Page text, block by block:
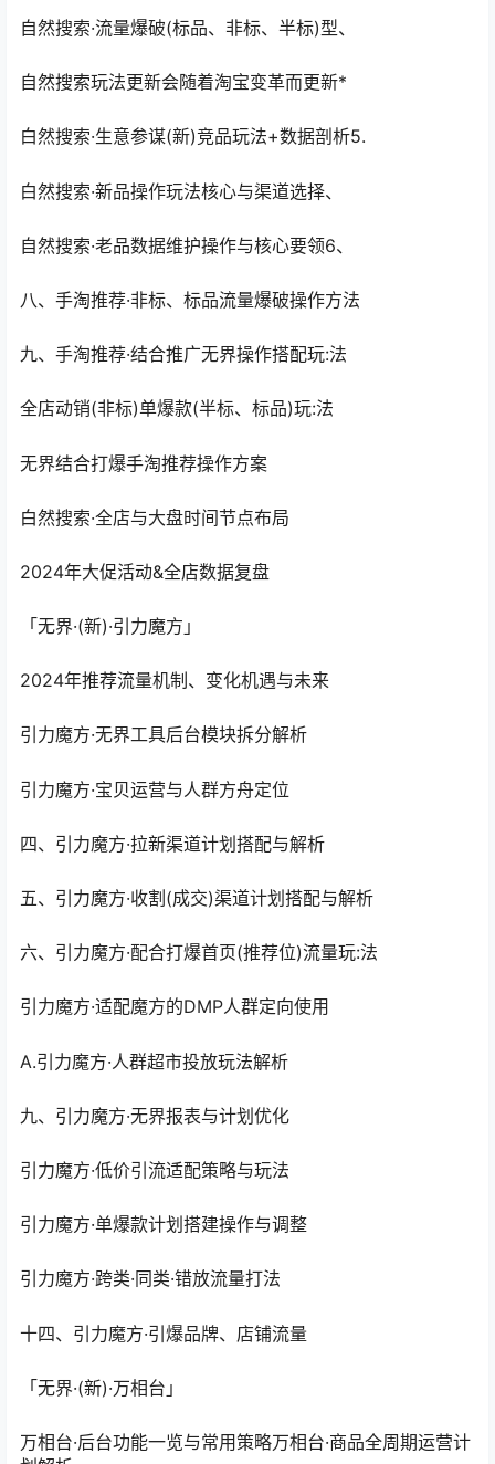
自然搜索·流量爆破(标品、非标、半标)型、
自然搜索玩法更新会随着淘宝变革而更新*
白然搜索·生意参谋(新)竞品玩法+数据剖析5.
白然搜索·新品操作玩法核心与渠道选择、
自然搜索·老品数据维护操作与核心要领6、
八、手淘推荐·非标、标品流量爆破操作方法
九、手淘推荐·结合推广无界操作搭配玩:法
全店动销(非标)单爆款(半标、标品)玩:法
无界结合打爆手淘推荐操作方案
白然搜索·全店与大盘时间节点布局
2024年大促活动&全店数据复盘
「无界·(新)·引力魔方」
2024年推荐流量机制、变化机遇与未来
引力魔方·无界工具后台模块拆分解析
引力魔方·宝贝运营与人群方舟定位
四、引力魔方·拉新渠道计划搭配与解析
五、引力魔方·收割(成交)渠道计划搭配与解析
六、引力魔方·配合打爆首页(推荐位)流量玩:法
引力魔方·适配魔方的DMP人群定向使用
A.引力魔方·人群超市投放玩法解析
九、引力魔方·无界报表与计划优化
引力魔方·低价引流适配策略与玩法
引力魔方·单爆款计划搭建操作与调整
引力魔方·跨类·同类·错放流量打法
十四、引力魔方·引爆品牌、店铺流量
「无界·(新)·万相台」
万相台·后台功能一览与常用策略万相台·商品全周期运营计